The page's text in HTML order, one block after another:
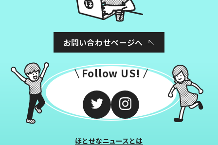
お問い合わせページへ
Follow US!
ほとせなニュースとは